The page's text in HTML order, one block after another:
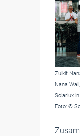
Zulkif
Nana
Solarlux
Foto: ©